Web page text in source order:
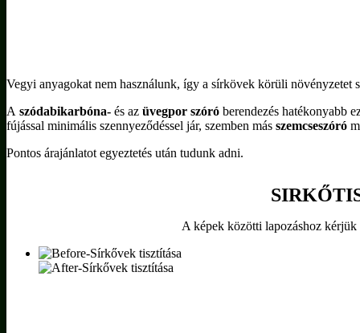
Vegyi anyagokat nem használunk, így a sírkövek körüli növényzetet
A szódabikarbóna- és az üvegpor szóró berendezés hatékonyabb
fújással minimális szennyeződéssel jár, szemben más szemcseszóró
Pontos árajánlatot egyeztetés után tudunk adni.
A képek közötti lapozáshoz